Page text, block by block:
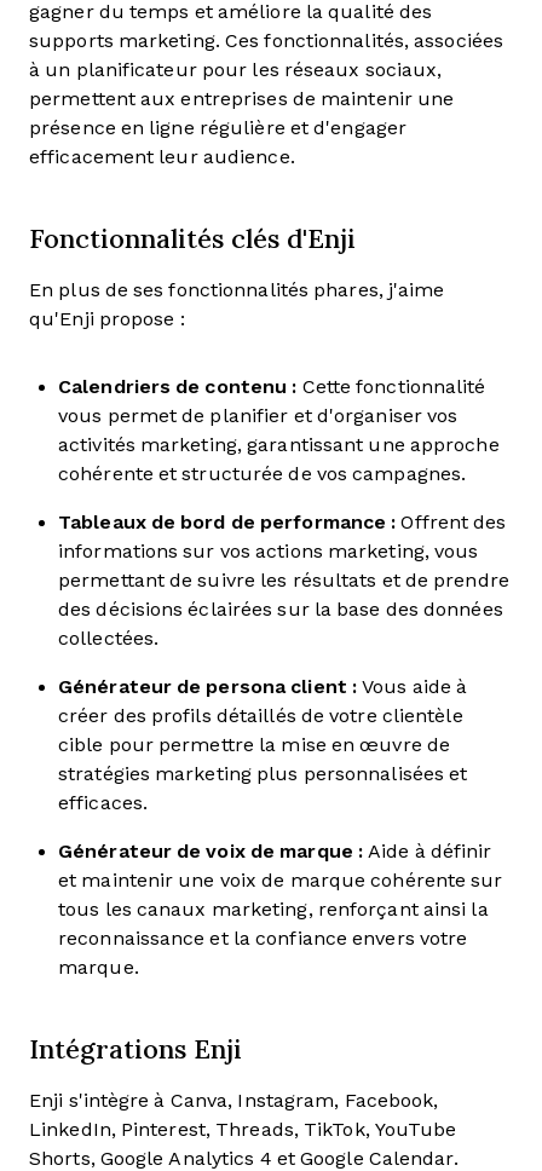
gagner du temps et améliore la qualité des
supports marketing. Ces fonctionnalités, associées
à un planificateur pour les réseaux sociaux,
permettent aux entreprises de maintenir une
présence en ligne régulière et d'engager
efficacement leur audience.
Fonctionnalités clés d'Enji
En plus de ses fonctionnalités phares, j'aime
qu'Enji propose :
Calendriers de contenu : Cette fonctionnalité
vous permet de planifier et d'organiser vos
activités marketing, garantissant une approche
cohérente et structurée de vos campagnes.
Tableaux de bord de performance : Offrent des
informations sur vos actions marketing, vous
permettant de suivre les résultats et de prendre
des décisions éclairées sur la base des données
collectées.
Générateur de persona client : Vous aide à
créer des profils détaillés de votre clientèle
cible pour permettre la mise en œuvre de
stratégies marketing plus personnalisées et
efficaces.
Générateur de voix de marque : Aide à définir
et maintenir une voix de marque cohérente sur
tous les canaux marketing, renforçant ainsi la
reconnaissance et la confiance envers votre
marque.
Intégrations Enji
Enji s'intègre à Canva, Instagram, Facebook,
LinkedIn, Pinterest, Threads, TikTok, YouTube
Shorts, Google Analytics 4 et Google Calendar.